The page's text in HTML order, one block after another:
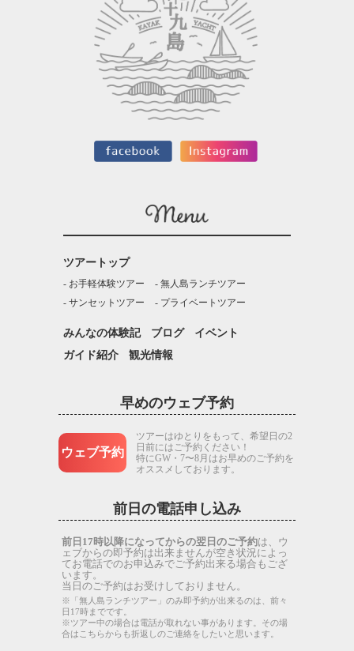
ツアートップ
お手軽体験ツアー
無人島ランチツアー
サンセットツアー
プライベートツアー
みんなの体験記 ブログ
イベント
ガイド紹介
観光情報
早めのウェブ予約
ウェブ予約
ツアーはゆとりをもって、希望日の2
日前にはご予約ください！
特にGW・7〜8月はお早めのご予約を
オススメしております。
前日の電話申し込み
前日17時以降になってからの翌日のご予約は、ウ
ェブからの即予約は出来ませんが空き状況によっ
てお電話でのお申込みでご予約出来る場合もござ
います。
当日のご予約はお受けしておりません。
※「無人島ランチツアー」のみ即予約が出来るのは、前々
日17時までです。
※ツアー中の場合は電話が取れない事があります。その場
合はこちらからも折返しのご連絡をしたいと思います。